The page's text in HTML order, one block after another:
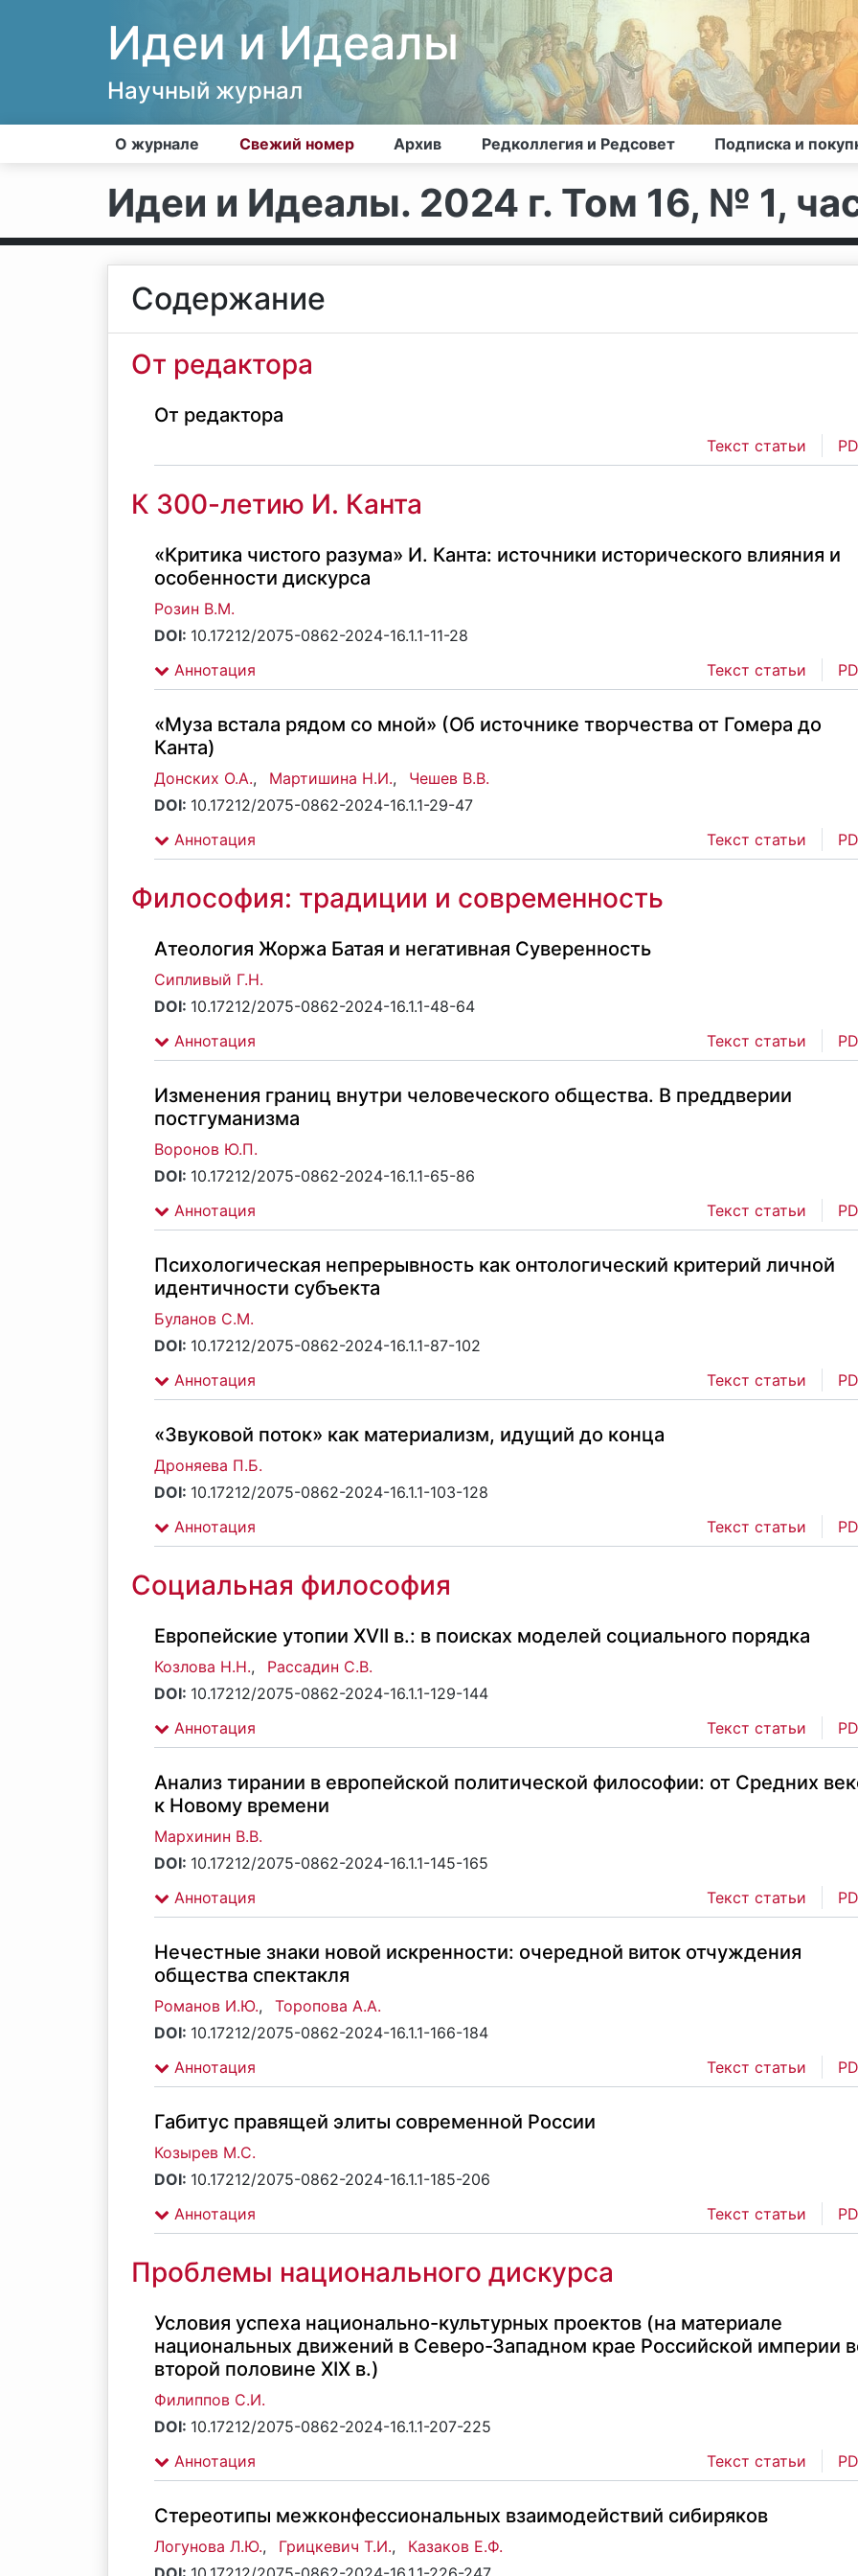
Идеи и Идеалы
Научный журнал
О журнале Свежий номер Архив Редколлегия и Редсовет Подписка и
Идеи и Идеалы. 2024 г. Том 16, № 1,
Содержание
От редактора
От редактора
Текст статьи
К 300-летию И. Канта
«Критика чистого разума» И. Канта: источники исторического влияния и
особенности дискурса
Розин В.М.
DOI: 10.17212/2075-0862-2024-16.1.1-11-28
Аннотация
Текст статьи
«Муза встала рядом со мной» (Об источнике творчества от Гомера до
Канта)
Донских О.А., Мартишина Н.И.,
Чешев В.В.
DOI: 10.17212/2075-0862-2024-16.1.1-29-47
Аннотация
Текст статьи
Философия: традиции и современность
Атеология Жоржа Батая и негативная Суверенность
Сипливый Г.Н.
DOI: 10.17212/2075-0862-2024-16.1.1-48-64
Аннотация
Текст статьи
Изменения границ внутри человеческого общества. В преддверии
постгуманизма
Воронов Ю.П.
DOI: 10.17212/2075-0862-2024-16.1.1-65-86
Аннотация
Текст статьи
Психологическая непрерывность как онтологический критерий личной
идентичности субъекта
Буланов С.М.
DOI: 10.17212/2075-0862-2024-16.1.1-87-102
Аннотация
Текст статьи
«Звуковой поток» как материализм, идущий до конца
Дроняева П.Б.
DOI: 10.17212/2075-0862-2024-16.1.1-103-128
Аннотация
Текст статьи
Социальная философия
Европейские утопии XVII в.: в поисках моделей социального порядка
Козлова Н.Н.,
Рассадин С.В.
DOI: 10.17212/2075-0862-2024-16.1.1-129-144
Аннотация
Текст статьи
Анализ тирании в европейской политической философии: от Средних
к Новому времени
Мархинин В.В.
DOI: 10.17212/2075-0862-2024-16.1.1-145-165
Аннотация
Текст статьи
Нечестные знаки новой искренности: очередной виток отчуждения
общества спектакля
Романов И.Ю.,
Торопова А.А.
DOI: 10.17212/2075-0862-2024-16.1.1-166-184
Аннотация
Текст статьи
Габитус правящей элиты современной России
Козырев М.С.
DOI: 10.17212/2075-0862-2024-16.1.1-185-206
Аннотация
Текст статьи
Проблемы национального дискурса
Условия успеха национально-культурных проектов (на материале
национальных движений в Северо-Западном крае Российской империи
второй половине XIX в.)
Филиппов С.И.
DOI: 10.17212/2075-0862-2024-16.1.1-207-225
Аннотация
Текст статьи
Стереотипы межконфессиональных взаимодействий сибиряков
Логунова Л.Ю., Грицкевич Т.И.,
Казаков Е.Ф.